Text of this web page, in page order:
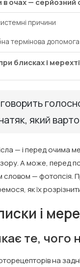
причини
термінова допомога
блисках і
який
— і перед очима
А може, перед
словом — фотопсія.
як їх
і
те, чого
на